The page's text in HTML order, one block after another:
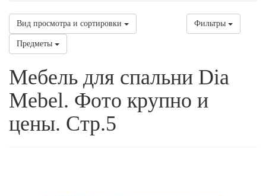
Вид просмотра и сортировки Фильтры
Предметы
Мебель для спальни Dia
Mebel. Фото крупно и
цены. Стр.5